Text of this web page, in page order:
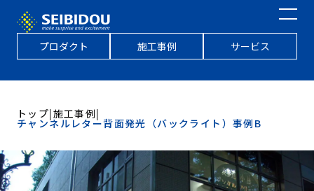
プロダクト 施工事例 サービス
トップ|施工事例|
チャンネルレター背面発光（バックライト）事例B